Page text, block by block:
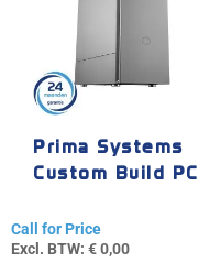
Prima Systems
Custom Build PC
Call for Price
Excl. BTW: €0,00